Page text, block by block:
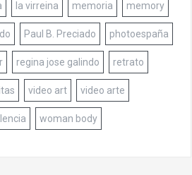
la virreina memoria memory
Paul B. Preciado photoespaña
regina jose galindo retrato
video art video arte
woman body